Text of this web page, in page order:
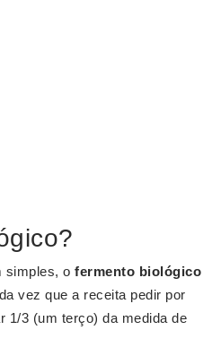
simples, o fermento biológico
vez que a receita pedir por
1/3 (um terço) da medida de